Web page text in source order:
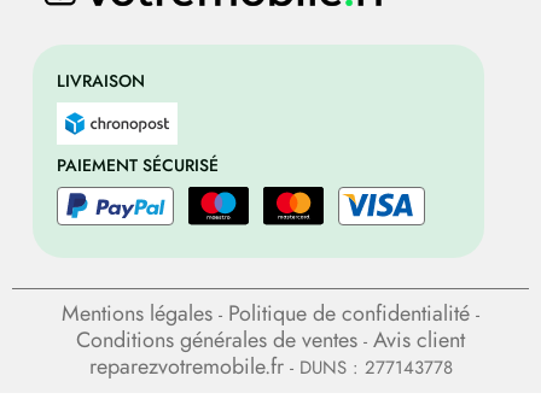
LIVRAISON
PAIEMENT SÉCURISÉ
Mentions légales - Politique de confidentialité -
Conditions générales de ventes - Avis client
reparezvotremobile.fr- DUNS : 277143778